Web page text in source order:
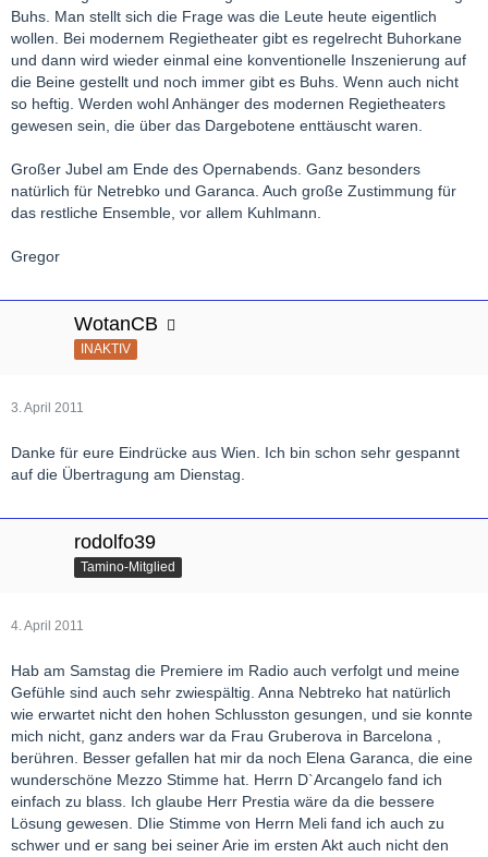
Buhs. Man stellt sich die Frage was die Leute heute eigentlich
wollen. Bei modernem Regietheater gibt es regelrecht Buhorkane
und dann wird wieder einmal eine konventionelle Inszenierung auf
die Beine gestellt und noch immer gibt es Buhs. Wenn auch nicht
so heftig. Werden wohl Anhänger des modernen Regietheaters
gewesen sein, die über das Dargebotene enttäuscht waren.
Großer Jubel am Ende des Opernabends. Ganz besonders
natürlich für Netrebko und Garanca. Auch große Zustimmung für
das restliche Ensemble, vor allem Kuhlmann.
Gregor
WotanCB
INAKTIV
3. April 2011
Danke für eure Eindrücke aus Wien. Ich bin schon sehr gespannt
auf die Übertragung am Dienstag.
rodolfo39
Tamino-Mitglied
4. April 2011
Hab am Samstag die Premiere im Radio auch verfolgt und meine
Gefühle sind auch sehr zwiespältig. Anna Nebtreko hat natürlich
wie erwartet nicht den hohen Schlusston gesungen, und sie konnte
mich nicht, ganz anders war da Frau Gruberova in Barcelona ,
berühren. Besser gefallen hat mir da noch Elena Garanca, die eine
wunderschöne Mezzo Stimme hat. Herrn D`Arcangelo fand ich
einfach zu blass. Ich glaube Herr Prestia wäre da die bessere
Lösung gewesen. DIie Stimme von Herrn Meli fand ich auch zu
schwer und er sang bei seiner Arie im ersten Akt auch nicht den